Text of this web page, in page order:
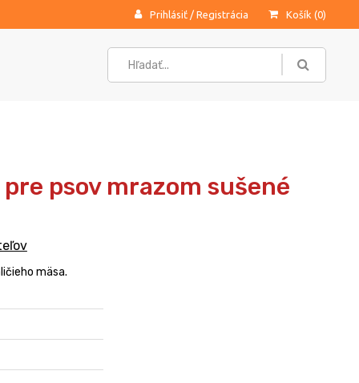
Prihlásiť / Registrácia Košík (0)
psov mrazom sušené
mäsa.